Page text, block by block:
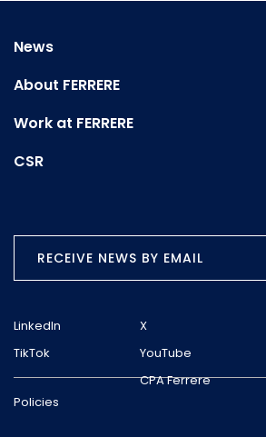
News
About FERRERE
Work at FERRERE
CSR
RECEIVE NEWS BY EMAIL
LinkedIn X
TikTok
YouTube
Policies
CPA Ferrere